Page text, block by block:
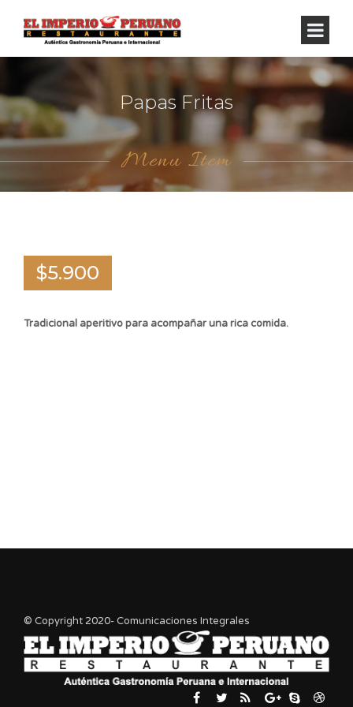
Papas Fritas
Menu Item
$5.900
Tradicional aperitivo para acompañar una rica comida.
© Copyright 2020- Comunicaciones Integrales